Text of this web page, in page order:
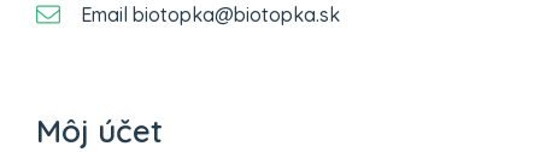
Email biotopka@biotopka.sk
Môj účet